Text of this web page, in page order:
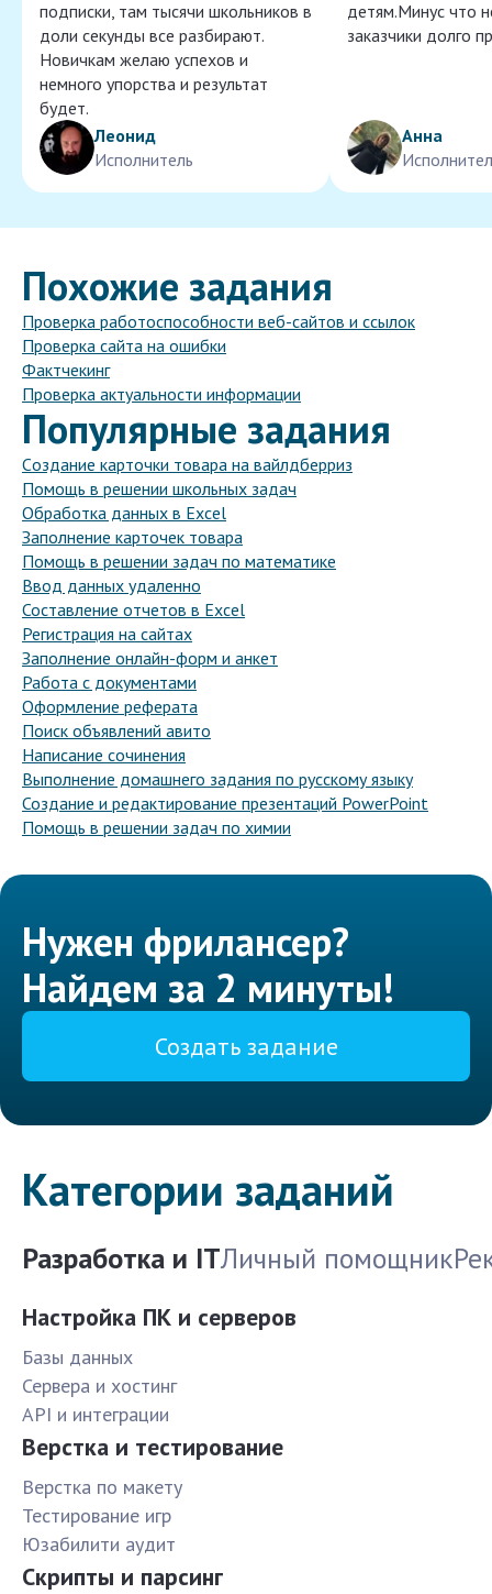
подписки, там тысячи школьников в
доли секунды все разбирают.
Новичкам желаю успехов и
немного упорства и результат
будет.
Леонид
Исполнитель
детям.Минус что
заказчики долго
Анна
Похожие задания
Проверка работоспособности веб-сайтов и ссылок
Проверка сайта на ошибки
Фактчекинг
Проверка актуальности информации
Популярные задания
Cоздание карточки товара на вайлдберриз
Помощь в решении школьных задач
Обработка данных в Excel
Заполнение карточек товара
Помощь в решении задач по математике
Ввод данных удаленно
Составление отчетов в Excel
Регистрация на сайтах
Заполнение онлайн-форм и анкет
Работа с документами
Оформление реферата
Поиск объявлений авито
Написание сочинения
Выполнение домашнего задания по русскому языку
Создание и редактирование презентаций PowerPoint
Помощь в решении задач по химии
Нужен фрилансер?
Найдем за 2 минуты!
Создать задание
Категории заданий
Разработка и ITЛичный помощник
Настройка ПК и серверов
Базы данных
Сервера и хостинг
API и интеграции
Верстка и тестирование
Верстка по макету
Тестирование игр
Юзабилити аудит
Скрипты и парсинг